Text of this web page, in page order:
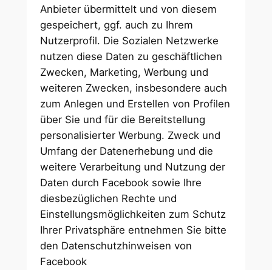
Anbieter übermittelt und von diesem
gespeichert, ggf. auch zu Ihrem
Nutzerprofil. Die Sozialen Netzwerke
nutzen diese Daten zu geschäftlichen
Zwecken, Marketing, Werbung und
weiteren Zwecken, insbesondere auch
zum Anlegen und Erstellen von Profilen
über Sie und für die Bereitstellung
personalisierter Werbung. Zweck und
Umfang der Datenerhebung und die
weitere Verarbeitung und Nutzung der
Daten durch Facebook sowie Ihre
diesbezüglichen Rechte und
Einstellungsmöglichkeiten zum Schutz
Ihrer Privatsphäre entnehmen Sie bitte
den Datenschutzhinweisen von
Facebook